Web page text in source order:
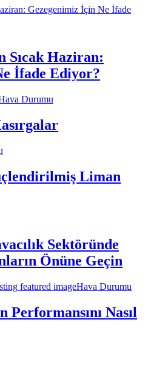
Sıcak Haziran:
İfade Ediyor?
Durumu
Liman
Sektöründe
Önüne Geçin
Hava Durumu
Nasıl